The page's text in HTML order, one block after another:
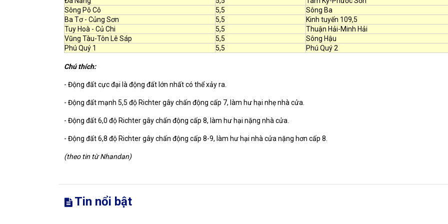
Sông Pô Cô
5,5 Sông Ba
Ba Tơ - Củng Sơn
5,5 Kinh tuyến 109,5
Tuy Hoà - Củ Chi
5,5 Thuận Hải-Minh Hải
Vũng Tàu-Tôn Lê Sáp
5,5 Sông Hậu
Phú Quý 1
5,5 Phú Quý 2
Chú thích:
- Động đất cực đại là động đất lớn nhất có thể xảy ra.
- Động đất mạnh 5,5 độ Richter gây chấn động cấp 7, làm hư hại nhẹ nhà cửa.
- Động đất 6,0 độ Richter gây chấn động cấp 8, làm hư hại nặng nhà cửa.
- Động đất 6,8 độ Richter gây chấn động cấp 8-9, làm hư hại nhà cửa nặng hơn cấp 8.
(theo tin từ Nhandan)
Tin nổi bật